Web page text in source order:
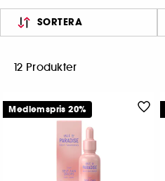
SORTERA
12 Produkter
Medlemspris 20%